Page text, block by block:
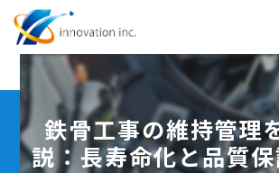
鉄骨工事の維持管理
説：長寿命化と品質